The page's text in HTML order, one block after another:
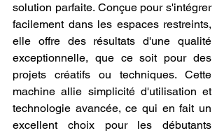
solution parfaite. Conçue pour s'intégrer
facilement dans les espaces restreints,
elle offre des résultats d'une qualité
exceptionnelle, que ce soit pour des
projets créatifs ou techniques. Cette
machine allie simplicité d'utilisation et
technologie avancée, ce qui en fait un
excellent choix pour les débutants